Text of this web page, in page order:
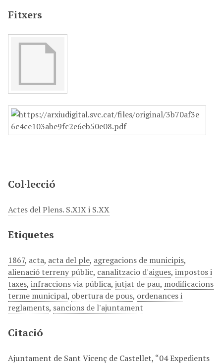
Fitxers
Col·lecció
Actes del Plens. S.XIX i S.XX
Etiquetes
1867, acta, acta del ple, agregacions de municipis,
alienació terreny públic, canalitzacio d'aigues, impostos i
taxes, infraccions via pública, jutjat de pau, modificacions
terme municipal, obertura de pous, ordenances i
reglaments, sancions de l'ajuntament
Citació
Ajuntament de Sant Vicenç de Castellet, “04 Expedients